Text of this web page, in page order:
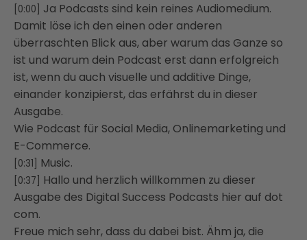
[0:00]
Ja Podcasts sind kein reines Audiomedium.
Damit löse ich den einen oder anderen
überraschten Blick aus, aber warum das Ganze so
ist und warum dein Podcast erst dann erfolgreich
ist, wenn du auch visuelle und additive Dinge,
einander konzipierst, das erfährst du in dieser
Ausgabe.
Wie Podcast für Social Media, Onlinemarketing und
E-Commerce.
[0:31] Music.
[0:37]
Hallo und herzlich willkommen zu dieser
Ausgabe des Digital Success Podcasts hier auf dot
com.
Freue mich sehr, dass du dabei bist. Ähm ja, die